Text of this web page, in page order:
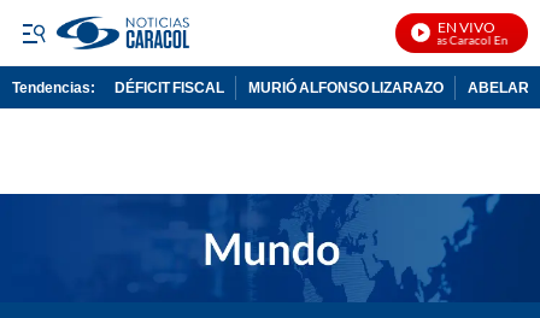
EN VIVO
Noticias Caracol En Vivo
Tendencias: DÉFICIT FISCAL MURIÓ ALFONSO LIZARAZO